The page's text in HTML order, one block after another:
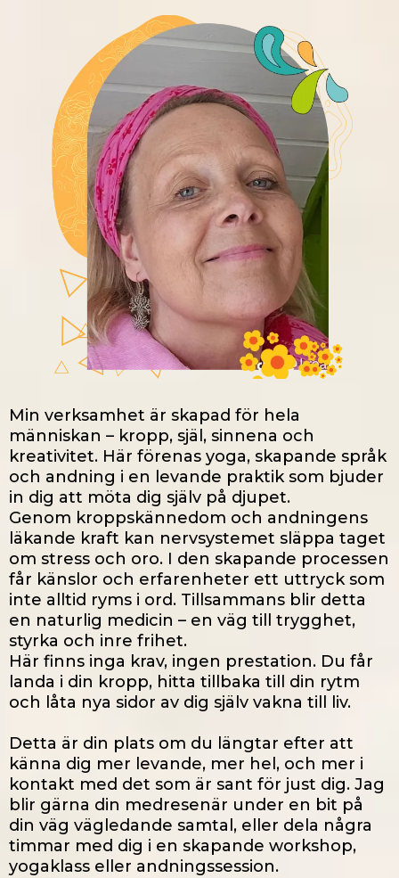
Min verksamhet är skapad för hela
människan – kropp, själ, sinnena och
kreativitet. Här förenas yoga, skapande språk
och andning i en levande praktik som bjuder
in dig att möta dig själv på djupet.
Genom kroppskännedom och andningens
läkande kraft kan nervsystemet släppa taget
om stress och oro. I den skapande processen
får känslor och erfarenheter ett uttryck som
inte alltid ryms i ord. Tillsammans blir detta
en naturlig medicin – en väg till trygghet,
styrka och inre frihet.
Här finns inga krav, ingen prestation. Du får
landa i din kropp, hitta tillbaka till din rytm
och låta nya sidor av dig själv vakna till liv.
Detta är din plats om du längtar efter att
känna dig mer levande, mer hel, och mer i
kontakt med det som är sant för just dig. Jag
blir gärna din medresenär under en bit på
din väg vägledande samtal, eller dela några
timmar med dig i en skapande workshop,
yogaklass eller andningssession.